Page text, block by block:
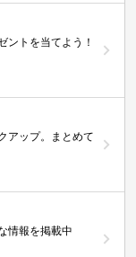
ントを当てよう！
アップ。まとめて
情報を掲載中